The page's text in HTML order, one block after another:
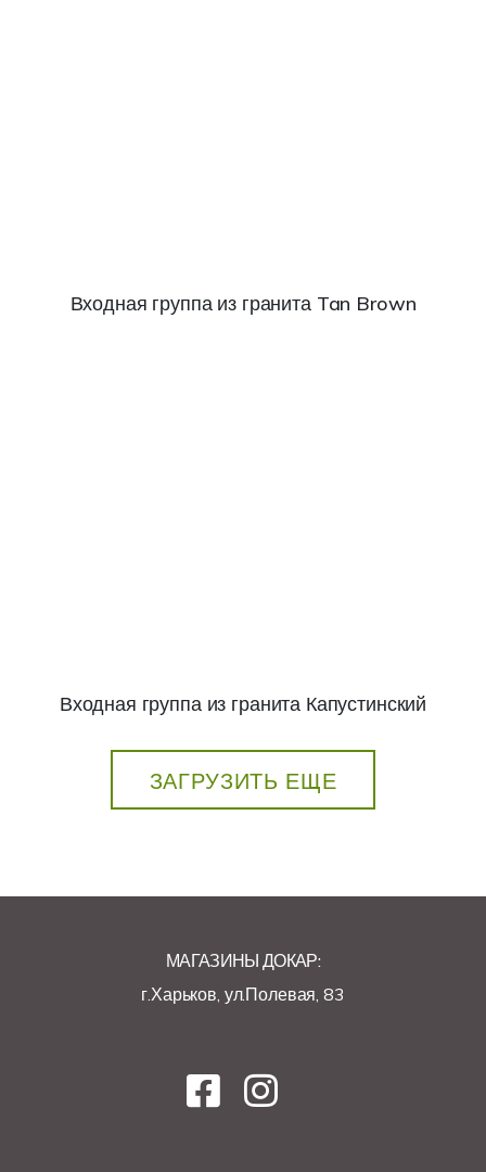
Входная группа из гранита Tan Brown
Входная группа из гранита Капустинский
ЗАГРУЗИТЬ ЕЩЕ
МАГАЗИНЫ ДОКАР:
г.Харьков, ул.Полевая, 83